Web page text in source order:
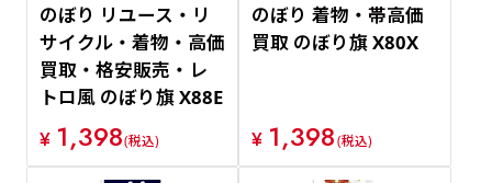
のぼり リユース・リ
サイクル・着物・高価
買取・格安販売・レ
トロ風 のぼり旗 X88E
¥ 1,398(税込)
のぼり 着物・帯高価
買取 のぼり旗 X80X
¥ 1,398(税込)